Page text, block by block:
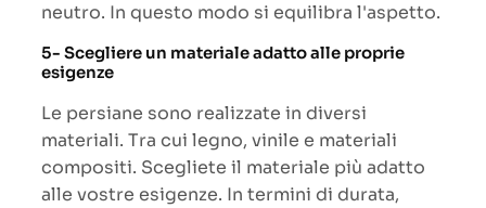
neutro. In questo modo si equilibra l'aspetto.
5- Scegliere un materiale adatto alle proprie
esigenze
Le persiane sono realizzate in diversi
materiali. Tra cui legno, vinile e materiali
compositi. Scegliete il materiale più adatto
alle vostre esigenze. In termini di durata,